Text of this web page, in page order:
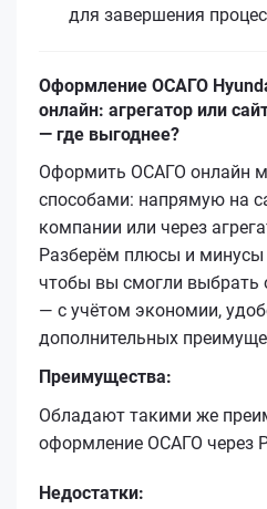
для завершения
Оформление ОСАГО
онлайн: агрегатор или
— где выгоднее?
Оформить ОСАГО онлайн
способами: напрямую на
компании или через
Разберём плюсы и минусы
чтобы вы смогли выбрать
— с учётом экономии,
дополнительных
Преимущества:
Обладают такими же
оформление ОСАГО через
Недостатки: